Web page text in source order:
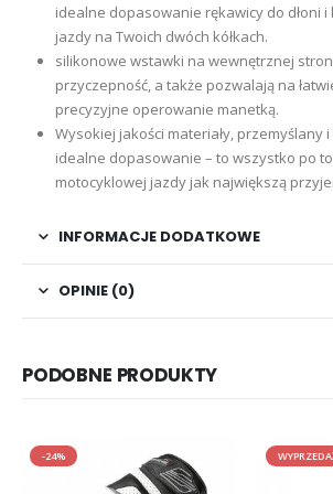
idealne dopasowanie rękawicy do dłoni
jazdy na Twoich dwóch kółkach.
silikonowe wstawki na wewnętrznej
przyczepność, a także pozwalają na
precyzyjne operowanie manetką.
Wysokiej jakości materiały, przemyślany
idealne dopasowanie – to wszystko po
motocyklowej jazdy jak największą
INFORMACJE DODATKOWE
OPINIE (0)
PODOBNE PRODUKTY
-24%